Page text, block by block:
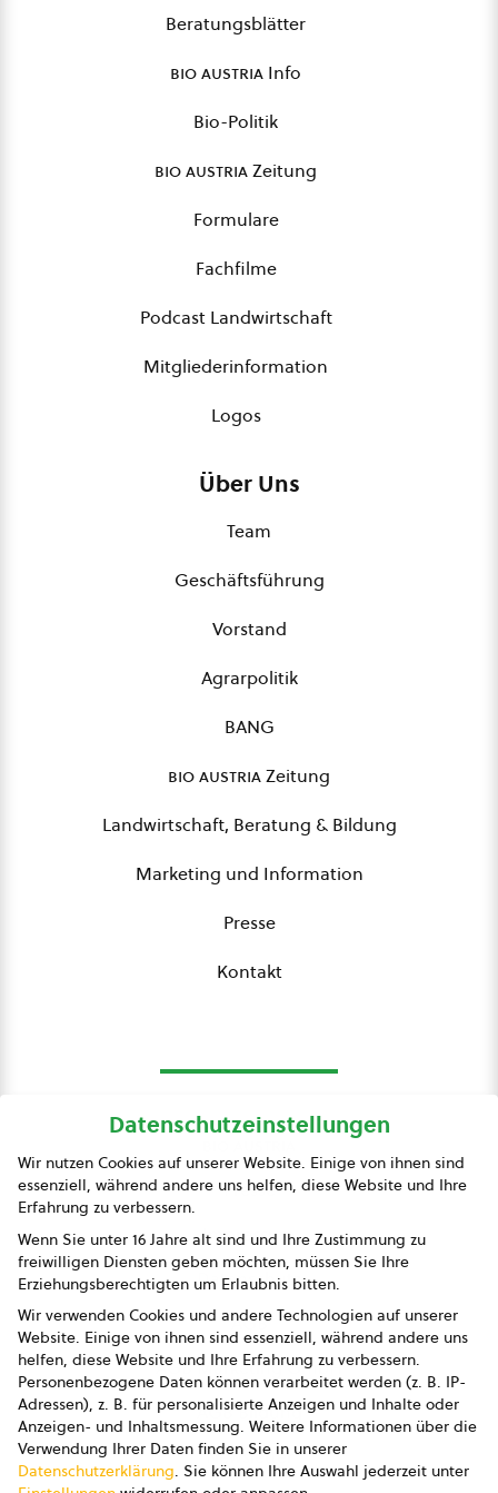
Beratungsblätter
bio austria Info
Bio-Politik
bio austriaZeitung
Formulare
Fachfilme
Podcast Landwirtschaft
Mitgliederinformation
Logos
Über Uns
Team
Geschäftsführung
Vorstand
Agrarpolitik
BANG
bio austriaZeitung
Landwirtschaft, Beratung & Bildung
Marketing und Information
Presse
Kontakt
Presse
Impressum
Datenschutz
AGB
AGB Marketing GmbH
AGB Bildung
Newsletter
Datenschutzeinstellungen
Wir nutzen Cookies auf unserer Website. Einige von ihnen sind
essenziell, während andere uns helfen, diese Website und Ihre
Erfahrung zu verbessern.
Wenn Sie unter 16 Jahre alt sind und Ihre Zustimmung zu
freiwilligen Diensten geben möchten, müssen Sie Ihre
Erziehungsberechtigten um Erlaubnis bitten.
Wir verwenden Cookies und andere Technologien auf unserer
Website. Einige von ihnen sind essenziell, während andere uns
helfen, diese Website und Ihre Erfahrung zu verbessern.
Personenbezogene Daten können verarbeitet werden (z. B. IP-
Adressen), z. B. für personalisierte Anzeigen und Inhalte oder
Anzeigen- und Inhaltsmessung. Weitere Informationen über die
Verwendung Ihrer Daten finden Sie in unserer
Datenschutzerklärung. Sie können Ihre Auswahl jederzeit unter